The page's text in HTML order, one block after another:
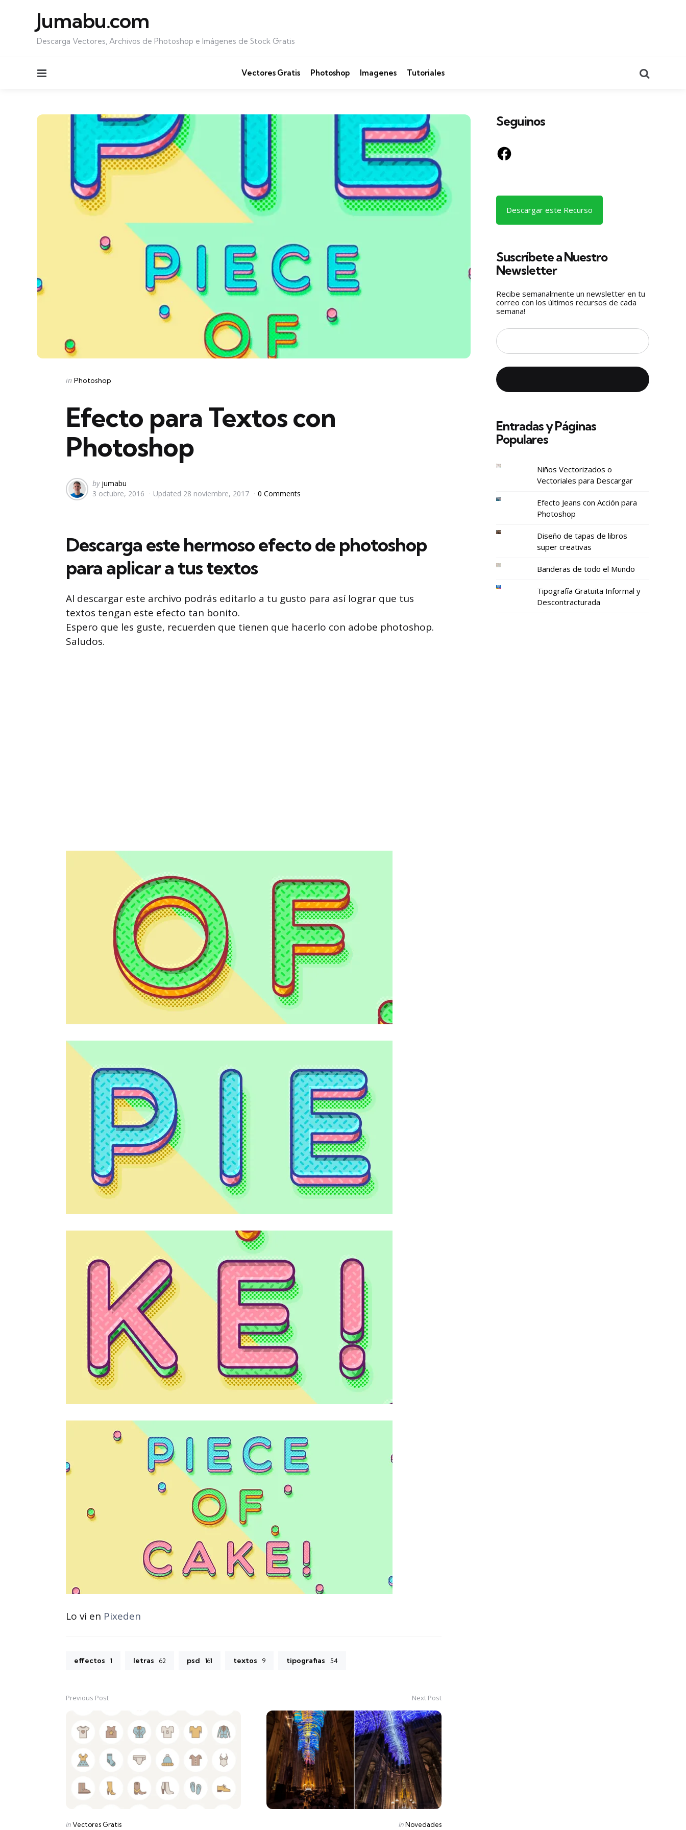
Jumabu.com
Descarga Vectores, Archivos de Photoshop e Imágenes de Stock Gratis
Vectores Gratis Photoshop Imagenes Tutoriales
Categories
Posted
in Photoshop
Efecto para Textos con
Photoshop
Posted
by
by jumabu
3 octubre, 2016
Updated 28 noviembre, 2017 0 Comments
Descarga este hermoso efecto de photoshop
para aplicar a tus textos
Al descargar este archivo podrás editarlo a tu gusto para así lograr que tus
textos tengan este efecto tan bonito.
Espero que les guste, recuerden que tienen que hacerlo con adobe photoshop.
Saludos.
Lo vi en Pixeden
effectos 1 letras 62 psd 161 textos 9 tipografias 54
Post
navigation
Previous Post
Posted
inVectores Gratis
Next Post
Posted
inNovedades
Seguinos
Facebook
Descargar este Recurso
Suscríbete a Nuestro
Newsletter
Recibe semanalmente un newsletter en tu
correo con los últimos recursos de cada
semana!
Entradas y Páginas
Populares
Niños Vectorizados o
Vectoriales para Descargar
Efecto Jeans con Acción para
Photoshop
Diseño de tapas de libros
super creativas
Banderas de todo el Mundo
Tipografía Gratuita Informal y
Descontracturada